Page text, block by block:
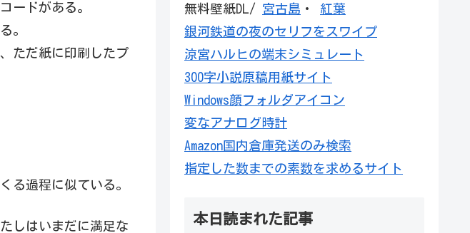
ードがある。
。
ただ紙に印刷したプ
る過程に似ている。
しはいまだに満足な
無料壁紙DL/ 宮古島 ・ 紅葉
銀河鉄道の夜のセリフをスワイプ
涼宮ハルヒの端末シミュレート
300字小説原稿用紙サイト
Windows顔フォルダアイコン
変なアナログ時計
Amazon国内倉庫発送のみ検索
指定した数までの素数を求めるサイト
本日読まれた記事